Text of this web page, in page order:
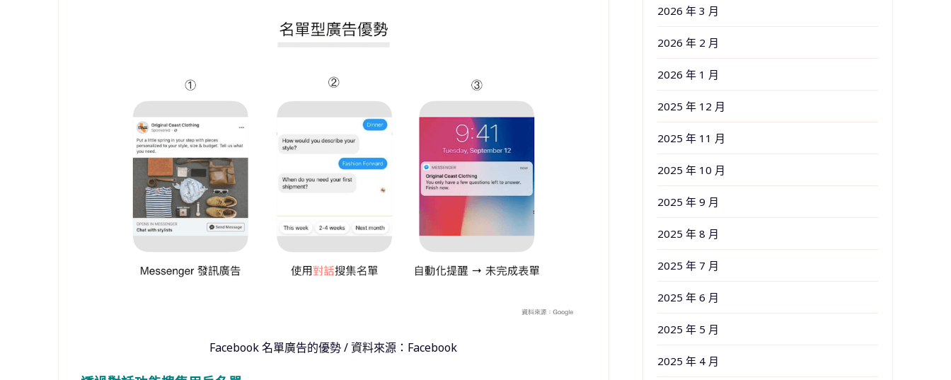
Facebook 名單廣告的優勢 / 資料來源：Facebook
2026 年 3 月
2026 年 2 月
2026 年 1 月
2025 年 12 月
2025 年 11 月
2025 年 10 月
2025 年 9 月
2025 年 8 月
2025 年 7 月
2025 年 6 月
2025 年 5 月
2025 年 4 月